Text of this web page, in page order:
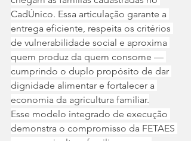
CadÚnico. Essa articulação garante a
entrega eficiente, respeita os critérios
de vulnerabilidade social e aproxima
quem produz da quem consome —
cumprindo o duplo propósito de dar
dignidade alimentar e fortalecer a
economia da agricultura familiar.
Esse modelo integrado de execução
demonstra o compromisso da FETAES